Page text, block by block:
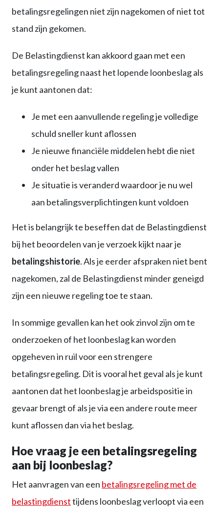
betalingsregelingen niet zijn nagekomen of niet tot
stand zijn gekomen.
De Belastingdienst kan akkoord gaan met een
betalingsregeling naast het lopende loonbeslag als
je kunt aantonen dat:
Je met een aanvullende regeling je volledige
schuld sneller kunt aflossen
Je nieuwe financiële middelen hebt die niet
onder het beslag vallen
Je situatie is veranderd waardoor je nu wel
aan betalingsverplichtingen kunt voldoen
Het is belangrijk te beseffen dat de Belastingdienst
bij het beoordelen van je verzoek kijkt naar je
betalingshistorie. Als je eerder afspraken niet bent
nagekomen, zal de Belastingdienst minder geneigd
zijn een nieuwe regeling toe te staan.
In sommige gevallen kan het ook zinvol zijn om te
onderzoeken of het loonbeslag kan worden
opgeheven in ruil voor een strengere
betalingsregeling. Dit is vooral het geval als je kunt
aantonen dat het loonbeslag je arbeidspositie in
gevaar brengt of als je via een andere route meer
kunt aflossen dan via het beslag.
Hoe vraag je een betalingsregeling
aan bij loonbeslag?
Het aanvragen van een betalingsregeling met de
belastingdiensttijdens loonbeslag verloopt via een